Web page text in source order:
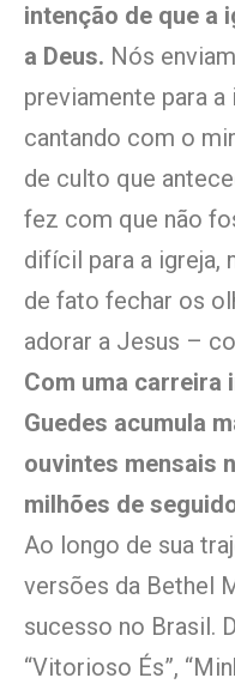
intenção de que a
a Deus. Nós
previamente para a
cantando com o
de culto que
fez com que não
difícil para a igreja,
de fato fechar os
adorar a Jesus –
Com uma carreira
Guedes acumula
ouvintes mensais
milhões de
Ao longo de sua
versões da Bethel
sucesso no Brasil.
“Vitorioso És”,